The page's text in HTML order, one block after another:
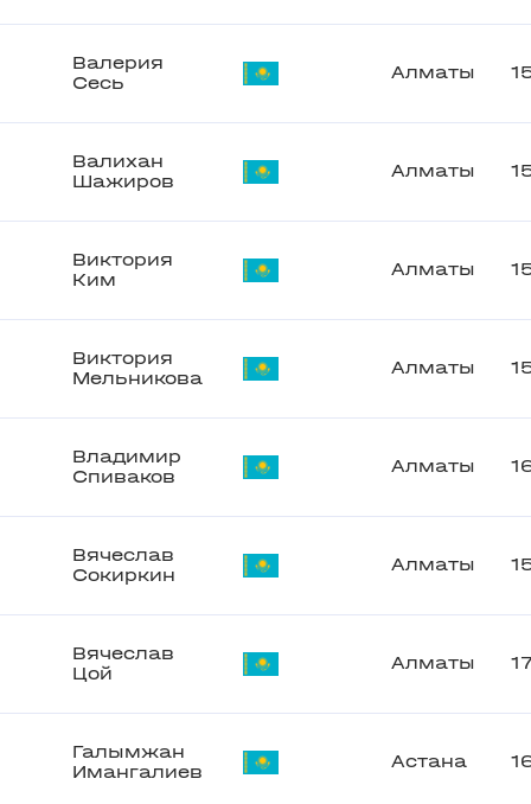
Валерия
Сесь
Алматы
Валихан
Шажиров
Алматы
Виктория
Ким
Алматы
Виктория
Мельникова
Алматы
Владимир
Спиваков
Алматы
Вячеслав
Сокиркин
Алматы
Вячеслав
Цой
Алматы
Галымжан
Имангалиев
Астана